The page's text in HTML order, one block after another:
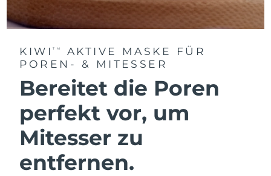
KIWITM
AKTIVE MASKE FÜR
POREN- & MITESSER
Bereitet die Poren
perfekt vor, um
Mitesser zu
entfernen.